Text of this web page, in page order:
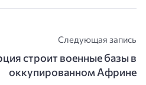
Следующая запись
строит военные базы в
оккупированном Африне